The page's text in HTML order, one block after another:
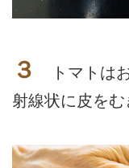
３
トマトは
射線状に皮をむ